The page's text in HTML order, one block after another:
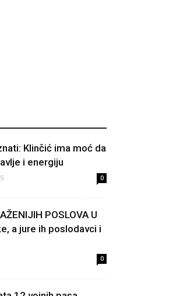
Klinčić ima moć da
i energiju
0
POSLOVA U
a jure ih poslodavci i
0